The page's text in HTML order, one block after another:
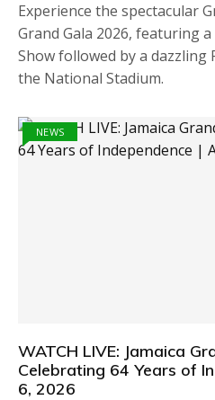
Experience the spectacular
Grand Gala 2026, featuring
Show followed by a dazzling
the National Stadium.
NEWS
WATCH LIVE: Jamaica
Celebrating 64 Years of
6, 2026